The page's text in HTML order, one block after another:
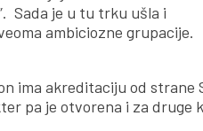
Sada je u tu trku ušla i
ambiciozne grupacije.
ima akreditaciju od
pa je otvorena i za druge